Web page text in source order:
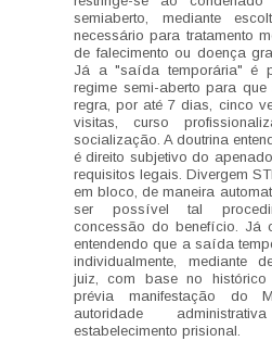
semiaberto, mediante
necessário para tratamento
de falecimento ou doença
Já a "saída temporária" é
regime semi-aberto para
regra, por até 7 dias, cinco
visitas, curso
socialização. A doutrina
é direito subjetivo do
requisitos legais. Divergem
em bloco, de maneira
ser possível tal
concessão do benefício. Já
entendendo que a saída
individualmente, mediante
juiz, com base no
prévia manifestação do
autoridade
estabelecimento prisional.